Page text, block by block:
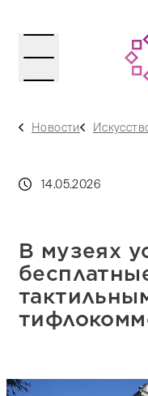
Новости
14.05.2026
В музеях